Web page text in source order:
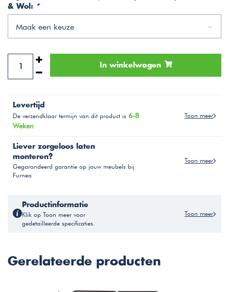
& Wol:
*
Maak een keuze
In winkelwagen
Levertijd
De verzendklaar termijn van dit product is 6-8
Weken
Toon meer
Liever zorgeloos laten
monteren?
Gegarandeerd garantie op jouw meubels bij
Furnea
Toon meer
Productinformatie
Klik op Toon meer voor
gedetailleerde specificaties.
Toon meer
Gerelateerde producten